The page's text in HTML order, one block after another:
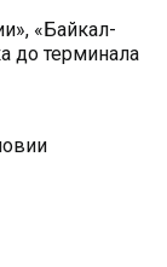
«Байкал-
до терминала